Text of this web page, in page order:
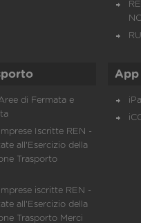
di Fermata e
Iscritte REN -
all'Esercizio della
Trasporto
iscritte REN -
all'Esercizio della
Trasporto Merci
App